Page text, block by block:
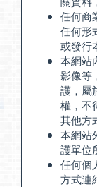
任何商
任何形
或發行
本網站
影像等
護，屬
權，不
其他方
本網站
護單位
任何個
方式連